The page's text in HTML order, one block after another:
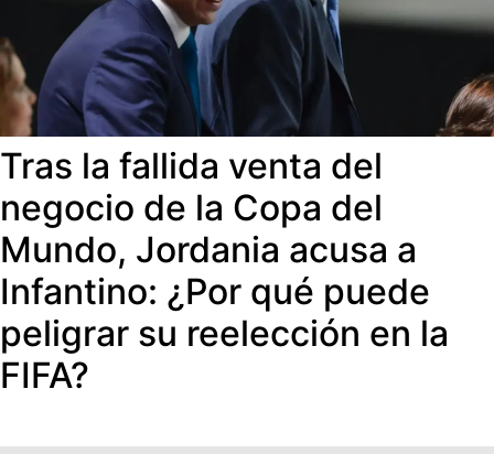
Tras la fallida venta del
negocio de la Copa del
Mundo, Jordania acusa a
Infantino: ¿Por qué puede
peligrar su reelección en la
FIFA?